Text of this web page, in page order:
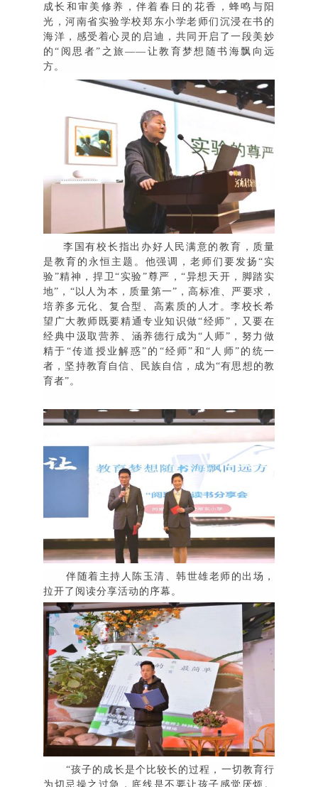
成长和审美修养，伴着春日的花香，蜂鸣与阳
光，河南省实验学校郑东小学老师们 沉浸在书的
海洋，感受着心灵的启迪，共同开启了一段美妙
的“ 阅思者” 之旅—— 让教育梦想随书海飘向远
方。
李国有校长指出办好人民满意的教育，质量
是教育的永恒主题。他强调，老师们要发扬“ 实
验”精神，捍卫“ 实验”尊严，“异想天开，脚踏实
地” ， “ 以人为本，质量第一” ，高标准、严要求，
培养多元化、复合型、高素质的人才。李校长希
望广大教师既要精通专业知识做“经师 ” ，又要在
经典中汲取营养、涵养德行成为 “ 人师 ” ，努力做
精于 “传道授业解惑” 的 “经师” 和“ 人师” 的统一
者，坚持教育自信、民族自信，成为“有思想的教
育者” 。
伴随着主持人陈玉清、韩世雄老师的出场，
拉开了阅读分享活动的序幕。
“孩子的成长是个比较长的过程，一切教育行
为切忌操之过急，底线是不要让孩子感觉厌烦。